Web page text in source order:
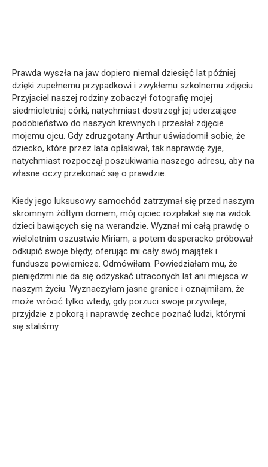
Prawda wyszła na jaw dopiero niemal dziesięć lat później
dzięki zupełnemu przypadkowi i zwykłemu szkolnemu zdjęciu.
Przyjaciel naszej rodziny zobaczył fotografię mojej
siedmioletniej córki, natychmiast dostrzegł jej uderzające
podobieństwo do naszych krewnych i przesłał zdjęcie
mojemu ojcu. Gdy zdruzgotany Arthur uświadomił sobie, że
dziecko, które przez lata opłakiwał, tak naprawdę żyje,
natychmiast rozpoczął poszukiwania naszego adresu, aby na
własne oczy przekonać się o prawdzie.
Kiedy jego luksusowy samochód zatrzymał się przed naszym
skromnym żółtym domem, mój ojciec rozpłakał się na widok
dzieci bawiących się na werandzie. Wyznał mi całą prawdę o
wieloletnim oszustwie Miriam, a potem desperacko próbował
odkupić swoje błędy, oferując mi cały swój majątek i
fundusze powiernicze. Odmówiłam. Powiedziałam mu, że
pieniędzmi nie da się odzyskać utraconych lat ani miejsca w
naszym życiu. Wyznaczyłam jasne granice i oznajmiłam, że
może wrócić tylko wtedy, gdy porzuci swoje przywileje,
przyjdzie z pokorą i naprawdę zechce poznać ludzi, którymi
się staliśmy.